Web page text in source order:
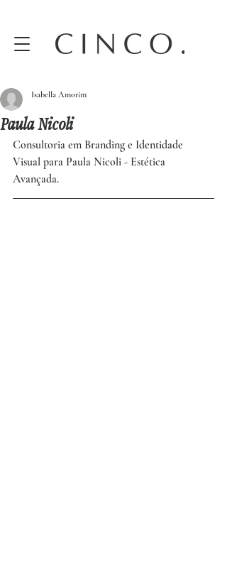
Paula Nicoli
Isabella Amorim
Consultoria em Branding e Identidade
Visual para Paula Nicoli - Estética
Avançada.